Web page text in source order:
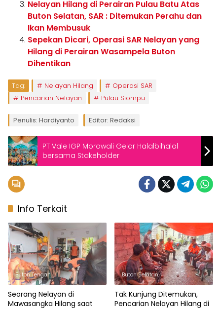
Nelayan Hilang di Perairan Pulau Batu Atas
Buton Selatan, SAR : Ditemukan Perahu dan
Ikan Membusuk
Sepekan Dicari, Operasi SAR Nelayan yang
Hilang di Perairan Wasampela Buton
Dihentikan
Tag: Nelayan Hilang
Operasi SAR
Pencarian Nelayan
Pulau Siompu
Penulis: Hardiyanto Editor: Redaksi
PT Vale IGP Morowali Gelar Halalbihalal
bersama Stakeholder
Info Terkait
Buton Tengah
Seorang Nelayan di
Mawasangka Hilang saat
Buton Selatan
Tak Kunjung Ditemukan,
Pencarian Nelayan Hilang di